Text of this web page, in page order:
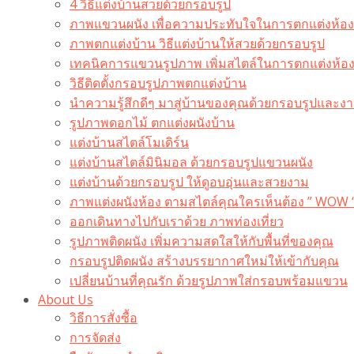
4 วิธีแต่งบ้านสวยด้วยกรอบรูป
ภาพแขวนผนัง เพื่อความประทับใจในการตกแต่งห้อง
ภาพตกแต่งบ้าน วิธีแต่งบ้านให้สวยด้วยกรอบรูป
เทคนิคการแขวนรูปภาพ เพิ่มสไตล์ในการตกแต่งห้อง
วิธีติดตั้งกรอบรูปภาพตกแต่งบ้าน
นำความรู้สึกดีๆ มาสู่บ้านของคุณด้วยกรอบรูปและง
รูปภาพดอกไม้ ตกแต่งผนังบ้าน
แต่งบ้านสไตล์โมเดิร์น
แต่งบ้านสไตล์มินิมอล ด้วยกรอบรูปแขวนผนัง
แต่งบ้านด้วยกรอบรูป ให้ดูอบอุ่นและสวยงาม
ภาพแต่งผนังห้อง ตามสไตล์คุณใครเห็นต้อง ” WOW
ออกเดินทางไปกับเราด้วย ภาพท่องเที่ยว
รูปภาพติดผนัง เพิ่มความสดใสให้กับพื้นที่ของคุณ
กรอบรูปติดผนัง สร้างบรรยากาศใหม่ให้เข้ากับคุณ
เปลี่ยนบ้านที่คุณรัก ด้วยรูปภาพใส่กรอบพร้อมแขวน​
About Us
วิธีการสั่งซื้อ
การจัดส่ง